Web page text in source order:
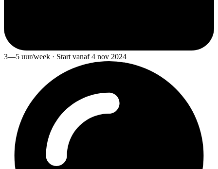
3—5 uur/week · Start vanaf 4 nov 2024